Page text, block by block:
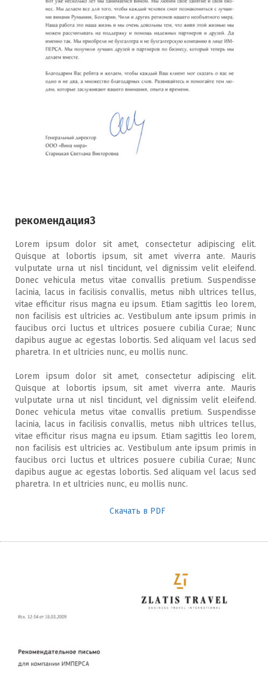
рекомендация3
Lorem ipsum dolor sit amet, consectetur adipiscing elit.
Quisque at lobortis ipsum, sit amet viverra ante. Mauris
vulputate urna ut nisl tincidunt, vel dignissim velit eleifend.
Donec vehicula metus vitae convallis pretium. Suspendisse
lacinia, lacus in facilisis convallis, metus nibh ultrices tellus,
vitae efficitur risus magna eu ipsum. Etiam sagittis leo lorem,
non facilisis est ultricies ac. Vestibulum ante ipsum primis in
faucibus orci luctus et ultrices posuere cubilia Curae; Nunc
dapibus augue ac egestas lobortis. Sed aliquam vel lacus sed
pharetra. In et ultricies nunc, eu mollis nunc.
Lorem ipsum dolor sit amet, consectetur adipiscing elit.
Quisque at lobortis ipsum, sit amet viverra ante. Mauris
vulputate urna ut nisl tincidunt, vel dignissim velit eleifend.
Donec vehicula metus vitae convallis pretium. Suspendisse
lacinia, lacus in facilisis convallis, metus nibh ultrices tellus,
vitae efficitur risus magna eu ipsum. Etiam sagittis leo lorem,
non facilisis est ultricies ac. Vestibulum ante ipsum primis in
faucibus orci luctus et ultrices posuere cubilia Curae; Nunc
dapibus augue ac egestas lobortis. Sed aliquam vel lacus sed
pharetra. In et ultricies nunc, eu mollis nunc.
Скачать в PDF